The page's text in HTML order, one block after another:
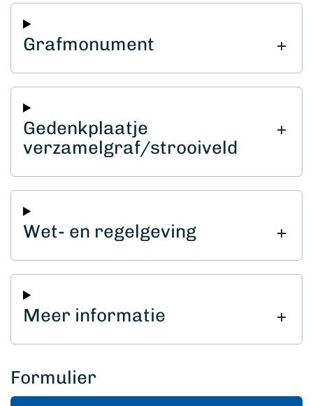
Formulier
Grafmonument
Gedenkplaatje
verzamelgraf/strooiveld
Wet- en regelgeving
Meer informatie